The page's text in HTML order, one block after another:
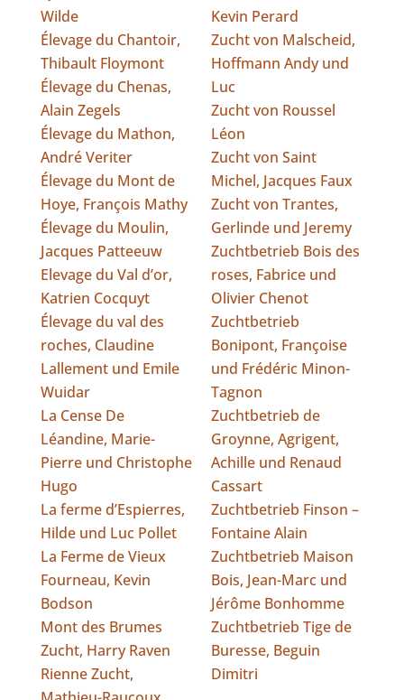
Wilde
Élevage du Chantoir,
Thibault Floymont
Élevage du Chenas,
Alain Zegels
Élevage du Mathon,
André Veriter
Élevage du Mont de
Hoye, François Mathy
Élevage du Moulin,
Jacques Patteeuw
Elevage du Val d’or,
Katrien Cocquyt
Élevage du val des
roches, Claudine
Lallement und Emile
Wuidar
La Cense De
Léandine, Marie-
Pierre und Christophe
Hugo
La ferme d’Espierres,
Hilde und Luc Pollet
La Ferme de Vieux
Fourneau, Kevin
Bodson
Mont des Brumes
Zucht, Harry Raven
Rienne Zucht,
Kevin Perard
Zucht von Malscheid,
Hoffmann Andy und
Luc
Zucht von Roussel
Léon
Zucht von Saint
Michel, Jacques Faux
Zucht von Trantes,
Gerlinde und Jeremy
Zuchtbetrieb Bois des
roses, Fabrice und
Olivier Chenot
Zuchtbetrieb
Bonipont, Françoise
und Frédéric Minon-
Tagnon
Zuchtbetrieb de
Groynne, Agrigent,
Achille und Renaud
Cassart
Zuchtbetrieb Finson –
Fontaine Alain
Zuchtbetrieb Maison
Bois, Jean-Marc und
Jérôme Bonhomme
Zuchtbetrieb Tige de
Buresse, Beguin
Dimitri